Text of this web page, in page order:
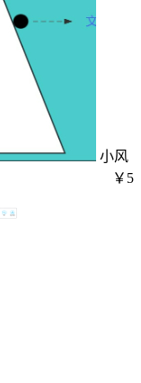
小风
￥5